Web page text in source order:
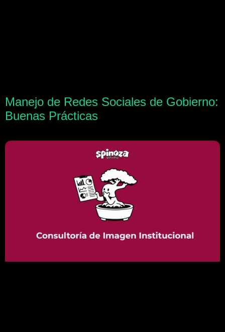
Manejo de Redes Sociales de Gobierno:
Buenas Prácticas